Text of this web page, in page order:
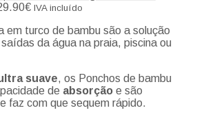
€ IVA incluído
em turco de bambu são a solução
da água na praia, piscina ou
suave, os Ponchos de bambu
de absorção e são
faz com que sequem rápido.